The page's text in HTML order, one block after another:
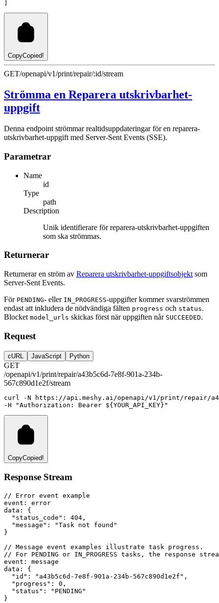
CopyCopied!
GET/openapi/v1/print/repair/:id/stream
Strömma en Reparera utskrivbarhet-
uppgift
Denna endpoint strömmar realtidsuppdateringar för en reparera-
utskrivbarhet-uppgift med Server-Sent Events (SSE).
Parametrar
Name
id
Type
path
Description
Unik identifierare för reparera-utskrivbarhet-uppgiften
som ska strömmas.
Returnerar
Returnerar en ström av Reparera utskrivbarhet-uppgiftsobjekt som
Server-Sent Events.
För PENDING- eller IN_PROGRESS-uppgifter kommer svarströmmen
endast att inkludera de nödvändiga fälten progress och status.
Blocket model_urls skickas först när uppgiften når SUCCEEDED.
Request
cURL JavaScript Python
GET
/openapi/v1/print/repair/a43b5c6d-7e8f-901a-234b-
567c890d1e2f/stream
curl -N
https://api.meshy.ai/openapi/v1/print/repair/
-H
"Authorization: Bearer ${YOUR_API_KEY}"
CopyCopied!
Response Stream
// Error event example
event :
error
data :
{
"status_code" : 404 ,
"message" :
"Task not found"
}
// Message event examples illustrate task progress.
// For PENDING or IN_PROGRESS tasks, the
event :
message
data :
{
"id" : "a43b5c6d-7e8f-901a-234b-567c890d1e2f" ,
"progress" : 0 ,
"status" :
"PENDING"
}